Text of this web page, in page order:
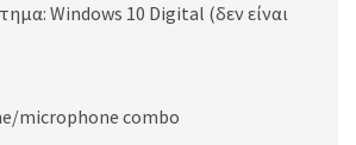
Windows 10 Digital (δεν είναι
microphone combo